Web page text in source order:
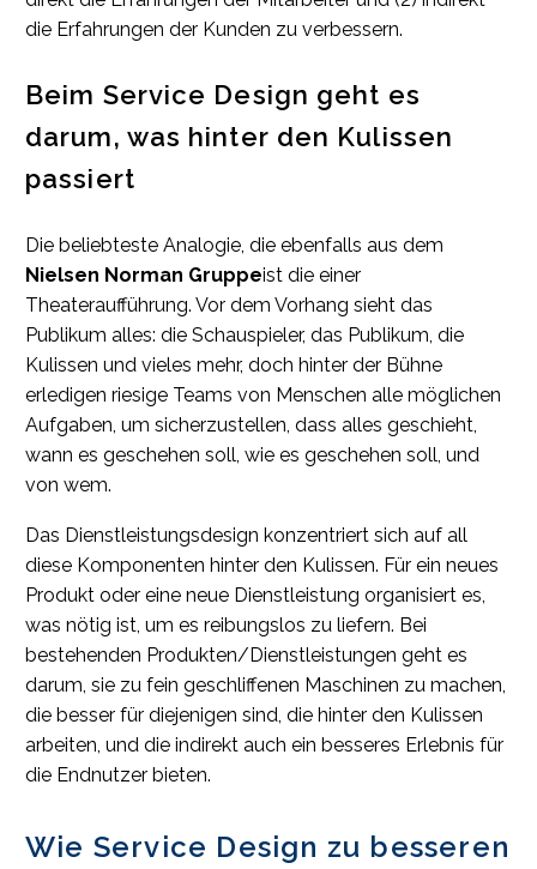
die Erfahrungen der Kunden zu verbessern.
Beim Service Design geht es
darum, was hinter den Kulissen
passiert
Die beliebteste Analogie, die ebenfalls aus dem
Nielsen Norman Gruppeist die einer
Theateraufführung. Vor dem Vorhang sieht das
Publikum alles: die Schauspieler, das Publikum, die
Kulissen und vieles mehr, doch hinter der Bühne
erledigen riesige Teams von Menschen alle möglichen
Aufgaben, um sicherzustellen, dass alles geschieht,
wann es geschehen soll, wie es geschehen soll, und
von wem.
Das Dienstleistungsdesign konzentriert sich auf all
diese Komponenten hinter den Kulissen. Für ein neues
Produkt oder eine neue Dienstleistung organisiert es,
was nötig ist, um es reibungslos zu liefern. Bei
bestehenden Produkten/Dienstleistungen geht es
darum, sie zu fein geschliffenen Maschinen zu machen,
die besser für diejenigen sind, die hinter den Kulissen
arbeiten, und die indirekt auch ein besseres Erlebnis für
die Endnutzer bieten.
Wie Service Design zu besseren